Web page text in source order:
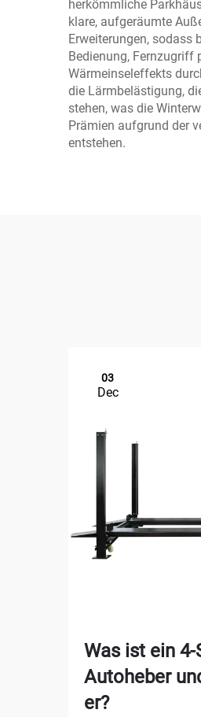
herkömmliche
klare, aufgeräumte
Erweiterungen, sodass
Bedienung, Fernzugriff
Wärmeinseleffekts
die Lärmbelästigung,
stehen, was die
Prämien aufgrund der
entstehen.
03
Dec
Was ist ein 4-
Autoheber
er?